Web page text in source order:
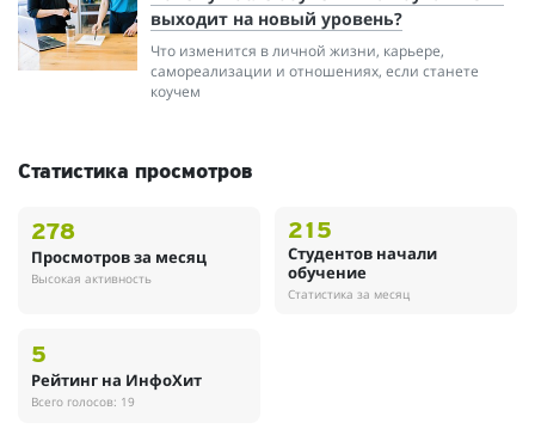
выходит на новый уровень?
Что изменится в личной жизни, карьере,
самореализации и отношениях, если станете
коучем
Статистика просмотров
278
Просмотров за месяц
Высокая активность
215
Студентов начали
обучение
Статистика за месяц
5
Рейтинг на ИнфоХит
Всего голосов: 19